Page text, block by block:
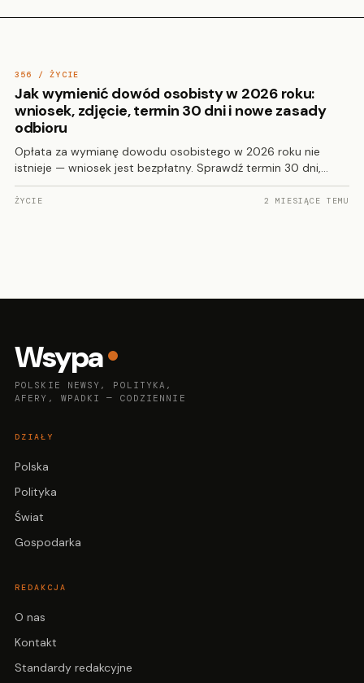
356 / ŻYCIE
Jak wymienić dowód osobisty w 2026 roku:
wniosek, zdjęcie, termin 30 dni i nowe zasady
odbioru
Opłata za wymianę dowodu osobistego w 2026 roku nie
istnieje — wniosek jest bezpłatny. Sprawdź termin 30 dni,…
ŻYCIE 2 MIESIĄCE TEMU
Wsypa
POLSKIE NEWSY, POLITYKA,
AFERY, WPADKI — CODZIENNIE
DZIAŁY
Polska
Polityka
Świat
Gospodarka
REDAKCJA
O nas
Kontakt
Standardy redakcyjne